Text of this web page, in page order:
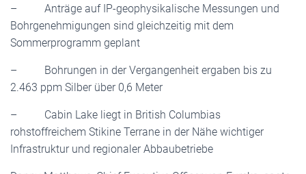
– Anträge auf IP-geophysikalische Messungen und
Bohrgenehmigungen sind gleichzeitig mit dem
Sommerprogramm geplant
– Bohrungen in der Vergangenheit ergaben bis zu
2.463 ppm Silber über 0,6 Meter
– Cabin Lake liegt in British Columbias
rohstoffreichem Stikine Terrane in der Nähe wichtiger
Infrastruktur und regionaler Abbaubetriebe